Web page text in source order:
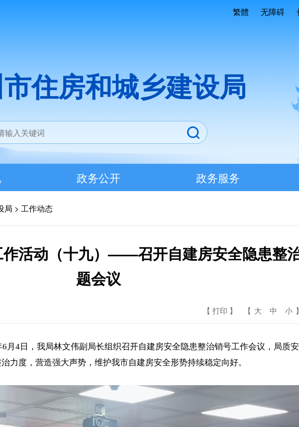
繁體 无障碍
住房和城乡建设局
政务公开 政务服务
局 > 工作动态
作活动（十九）——召开自建房安全隐患整
题会议
【 打印 】 【 大 中 小 】
月4日，我局林文伟副局长组织召开自建房安全隐患整治销号工作会议，局质
力度，营造强大声势，维护我市自建房安全形势持续稳定向好。